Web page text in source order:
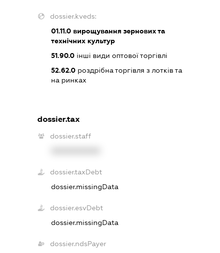
dossier.kveds:
01.11.0 вирощування зернових та
технічних культур
51.90.0 інші види оптової торгівлі
52.62.0 роздрібна торгівля з лотків та
на ринках
dossier.tax
dossier.staff
dossier.taxDebt
dossier.missingData
dossier.esvDebt
dossier.missingData
dossier.ndsPayer